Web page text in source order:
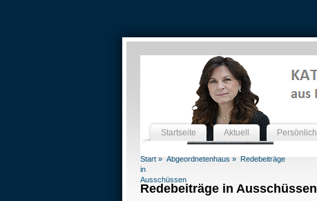
Startseite Aktuell Persönlich
Start » Abgeordnetenhaus » Redebeiträge
in
Ausschüssen
Redebeiträge in Ausschüssen